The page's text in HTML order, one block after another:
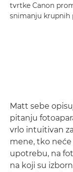
tvrtke Canon
snimanju krupnih
Matt sebe
pitanju
vrlo intuitivan
mene, tko
upotrebu, na
na koji su